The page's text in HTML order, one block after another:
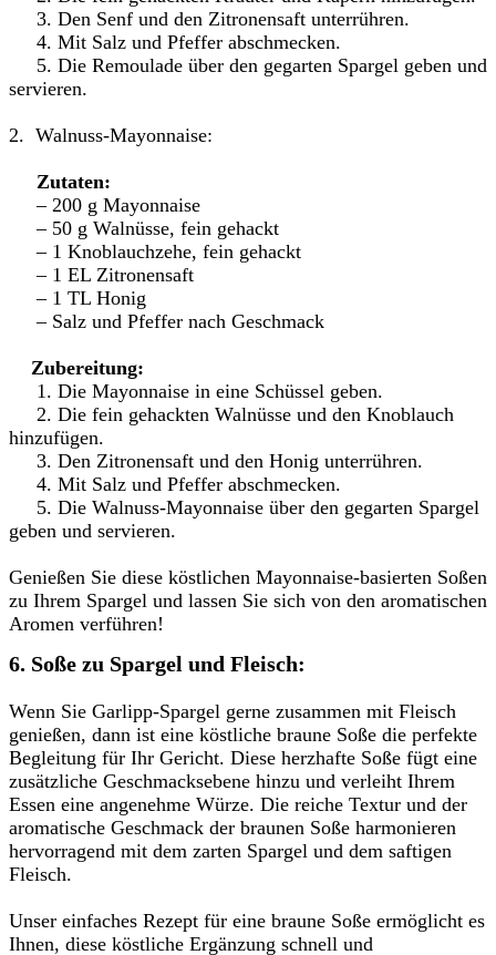
3. Den Senf und den Zitronensaft unterrühren.
4. Mit Salz und Pfeffer abschmecken.
5. Die Remoulade über den gegarten Spargel geben und
servieren.
2. Walnuss-Mayonnaise:
Zutaten:
– 200 g Mayonnaise
– 50 g Walnüsse, fein gehackt
– 1 Knoblauchzehe, fein gehackt
– 1 EL Zitronensaft
– 1 TL Honig
– Salz und Pfeffer nach Geschmack
Zubereitung:
1. Die Mayonnaise in eine Schüssel geben.
2. Die fein gehackten Walnüsse und den Knoblauch
hinzufügen.
3. Den Zitronensaft und den Honig unterrühren.
4. Mit Salz und Pfeffer abschmecken.
5. Die Walnuss-Mayonnaise über den gegarten Spargel
geben und servieren.
Genießen Sie diese köstlichen Mayonnaise-basierten Soßen
zu Ihrem Spargel und lassen Sie sich von den aromatischen
Aromen verführen!
6. Soße zu Spargel und Fleisch:
Wenn Sie Garlipp-Spargel gerne zusammen mit Fleisch
genießen, dann ist eine köstliche braune Soße die perfekte
Begleitung für Ihr Gericht. Diese herzhafte Soße fügt eine
zusätzliche Geschmacksebene hinzu und verleiht Ihrem
Essen eine angenehme Würze. Die reiche Textur und der
aromatische Geschmack der braunen Soße harmonieren
hervorragend mit dem zarten Spargel und dem saftigen
Fleisch.
Unser einfaches Rezept für eine braune Soße ermöglicht es
Ihnen, diese köstliche Ergänzung schnell und